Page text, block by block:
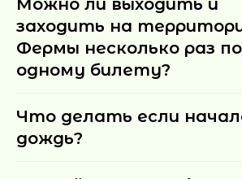
Можно ли выходить и
заходить на
Фермы несколько раз по
одному билету?
Что делать если
дождь?